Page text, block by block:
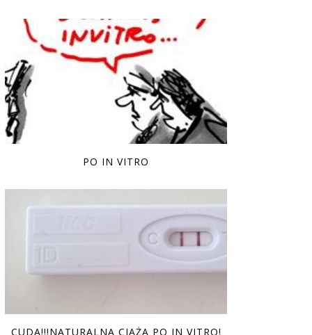
PO IN VITRO
CUDA!!!NATURALNA CIĄŻA PO IN VITRO!